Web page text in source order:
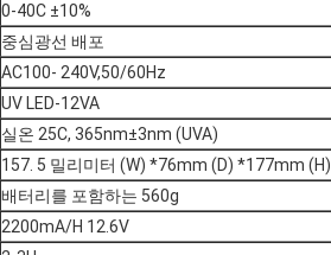
0-40C ±10%
중심광선 배포
AC100- 240V,50/60Hz
UV LED-12VA
실온 25C, 365nm±3nm (UVA)
157. 5 밀리미터 (W) *76mm (D) *177mm (H)
배터리를 포함하는 560g
2200mA/H 12.6V